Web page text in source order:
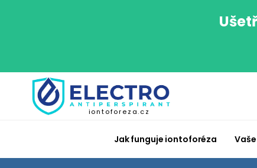
iontoforeza.cz
Jak funguje iontoforéza